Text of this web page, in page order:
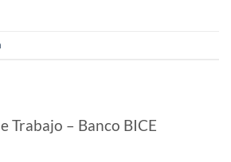
Trabajo – Banco BICE